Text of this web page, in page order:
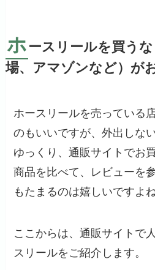
ホ ースリールを買う
場、アマゾンなど）が
ホースリールを売っている
のもいいですが、外出しな
ゆっくり、通販サイトでお
商品を比べて、レビューを
もたまるのは嬉しいですよね
ここからは、通販サイトで
スリールをご紹介します。